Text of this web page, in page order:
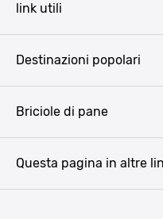
link utili
Destinazioni popolari
Bucarest
Briciole di pane
Questa pagina in altre